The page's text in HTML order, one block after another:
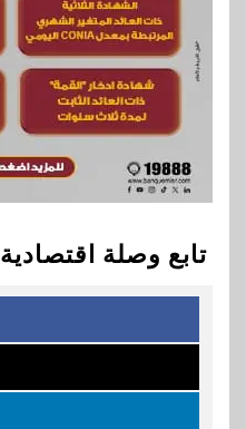
تابع وصلة اقتصادية